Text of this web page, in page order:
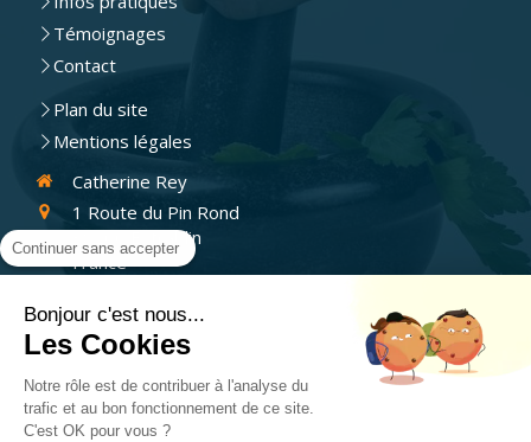
Témoignages
Contact
Plan du site
Mentions légales
Catherine Rey
1 Route du Pin Rond
38200 Estrablin
France
Prendre rendez-vous
Continuer sans accepter
Bonjour c'est nous...
Les Cookies
Notre rôle est de contribuer à l'analyse du
trafic et au bon fonctionnement de ce site.
C'est OK pour vous ?